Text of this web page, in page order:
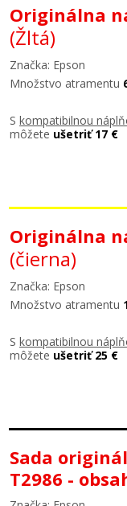
Originálna
(Žltá)
Značka: Epson
Množstvo atramentu
S kompatibilnou
môžete ušetriť 17 €
Originálna
(čierna)
Značka: Epson
Množstvo atramentu
S kompatibilnou
môžete ušetriť 25 €
Sada
T2986 -